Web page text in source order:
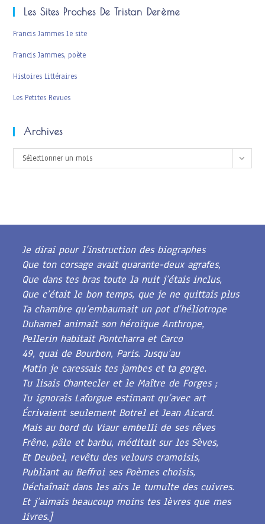
Les Sites Proches De Tristan Derème
Francis Jammes le site
Francis Jammes, poète
Histoires Littéraires
Les Petites Revues
Archives
Archives
Sélectionner un mois
Je dirai pour l’instruction des biographes
Que ton corsage avait quarante-deux agrafes,
Que dans tes bras toute la nuit j’étais inclus,
Que c’était le bon temps, que je ne quittais plus
Ta chambre qu’embaumait un pot d’héliotrope
Duhamel animait son héroïque Anthrope,
Pellerin habitait Pontcharra et Carco
49, quai de Bourbon, Paris. Jusqu’au
Matin je caressais tes jambes et ta gorge.
Tu lisais Chantecler et le Maître de Forges ;
Tu ignorais Laforgue estimant qu’avec art
Écrivaient seulement Botrel et Jean Aicard.
Mais au bord du Viaur embelli de ses rêves
Frêne, pâle et barbu, méditait sur les Sèves,
Et Deubel, revêtu des velours cramoisis,
Publiant au Beffroi ses Poèmes choisis,
Déchaînait dans les airs le tumulte des cuivres.
Et j’aimais beaucoup moins tes lèvres que mes
livres.]